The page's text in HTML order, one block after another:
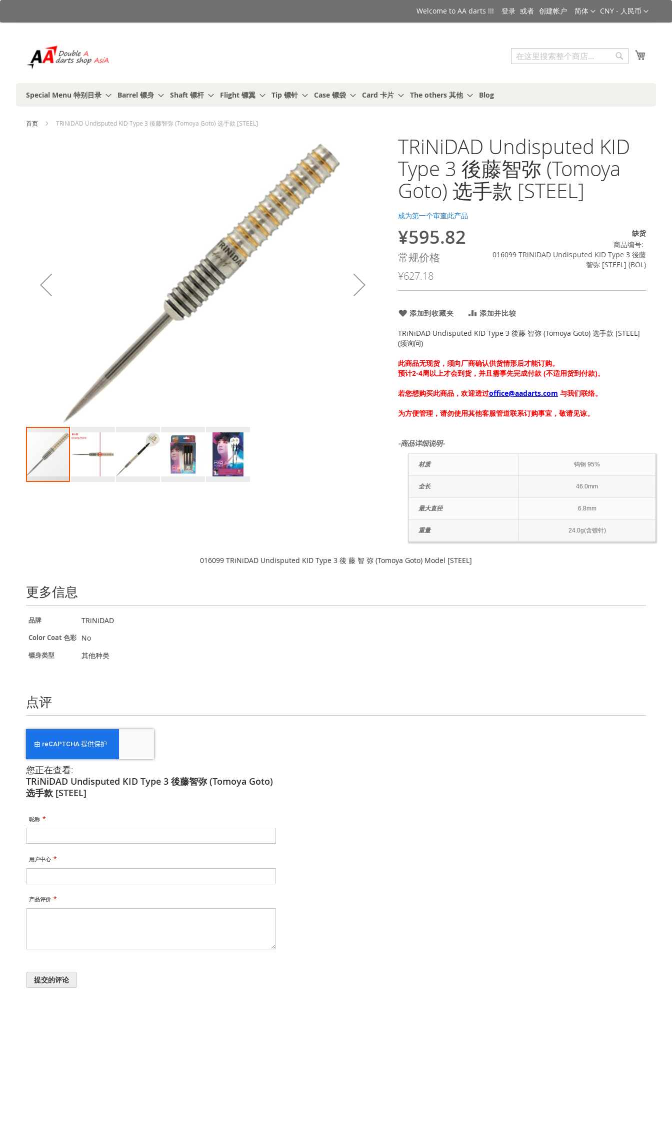
到
货币
CNY - 人民币
语言
简体
Welcome to AA darts !!! 登录 创建帐户
搜索
Special Menu 特别目录
Barrel 镖身 Shaft 镖杆 Flight 镖翼 Tip 镖针 Case 镖袋 Card 卡片 The others 其他 Blog
首页 TRiNiDAD Undisputed KID Type 3 後藤智弥 (Tomoya Goto) 选手款 [STEEL]
TRiNiDAD Undisputed KID
Type 3 後藤智弥 (Tomoya
Goto) 选手款 [STEEL]
成为第一个审查此产品
特
殊
价
格
¥595.82
常规价格
¥627.18
缺货
商品编号
016099 TRiNiDAD Undisputed KID Type 3 後藤
智弥 [STEEL] (BOL)
添加到收藏夹 添加并比较
TRiNiDAD Undisputed KID Type 3 後藤 智弥 (Tomoya Goto) 选手款 [STEEL]
(须询问)
此商品无现货，须向厂商确认供货情形后才能订购。
预计2-4周以上才会到货，并且需事先完成付款 (不适用货到付款)。
若您想购买此商品，欢迎透过office@aadarts.com 与我们联络。
为方便管理，请勿使用其他客服管道联系订购事宜，敬请见谅。
-商品详细说明-
材质 钨钢 95%
全长 46.0mm
最大直径 6.8mm
重量 24.0g(含镖针)
016099 TRiNiDAD Undisputed KID Type 3 後 藤 智 弥 (Tomoya Goto) Model [STEEL]
更多信息
更
信
品牌 TRiNiDAD
Color Coat 色彩 No
镖身类型 其他种类
点评
您正在查看:
TRiNiDAD Undisputed KID Type 3 後藤智弥 (Tomoya Goto)
选手款 [STEEL]
昵称
用户中心
产品评价
提交的评论